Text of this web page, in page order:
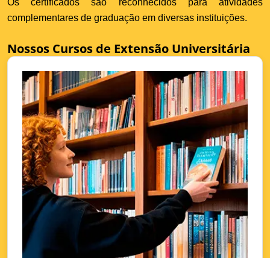
Os certificados são reconhecidos para atividades
complementares de graduação em diversas instituições.
Nossos Cursos de Extensão Universitária